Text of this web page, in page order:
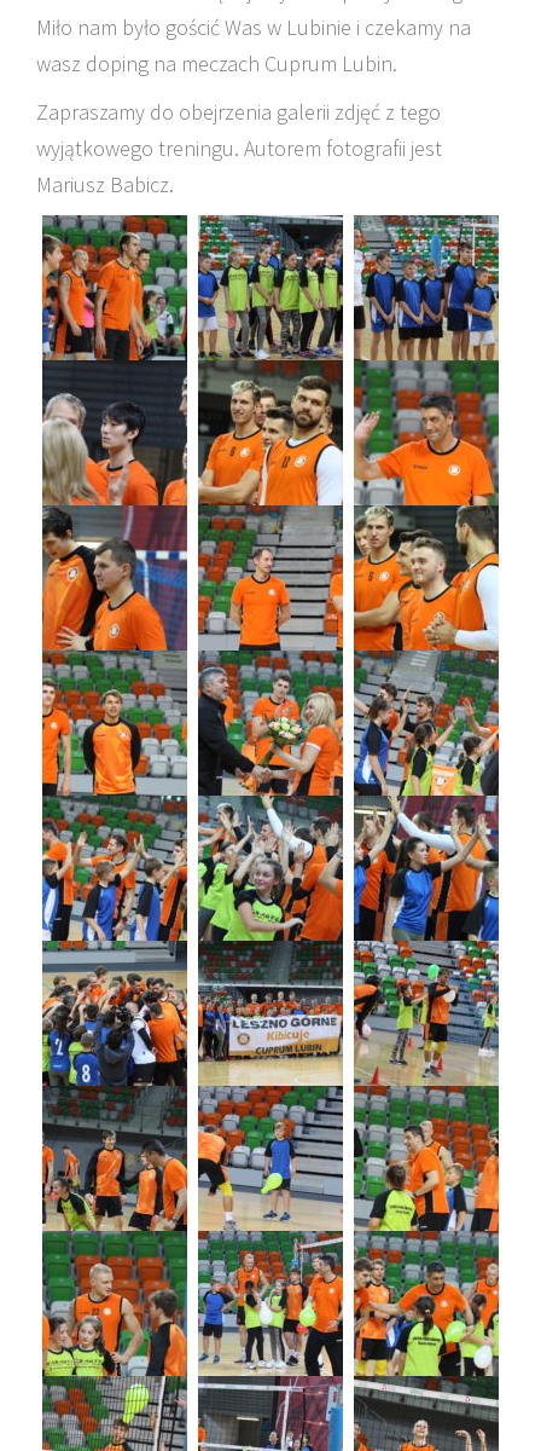
Miło nam było gościć Was w Lubinie i czekamy na
wasz doping na meczach Cuprum Lubin.
Zapraszamy do obejrzenia galerii zdjęć z tego
wyjątkowego treningu. Autorem fotografii jest
Mariusz Babicz.